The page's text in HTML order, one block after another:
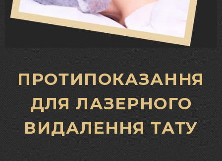
ПРОТИПОКАЗАННЯ
ДЛЯ ЛАЗЕРНОГО
ВИДАЛЕННЯ ТАТУ